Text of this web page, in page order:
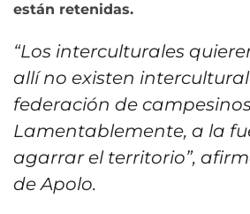
están retenidas.
“Los interculturales
allí no existen
federación de
Lamentablemente, a la
agarrar el territorio”,
de Apolo.